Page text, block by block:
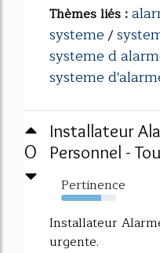
Thèmes liés :
systeme/
systeme d
systeme
0
Installateur
Personnel -
Pertinence
73%
Installateur
urgente.